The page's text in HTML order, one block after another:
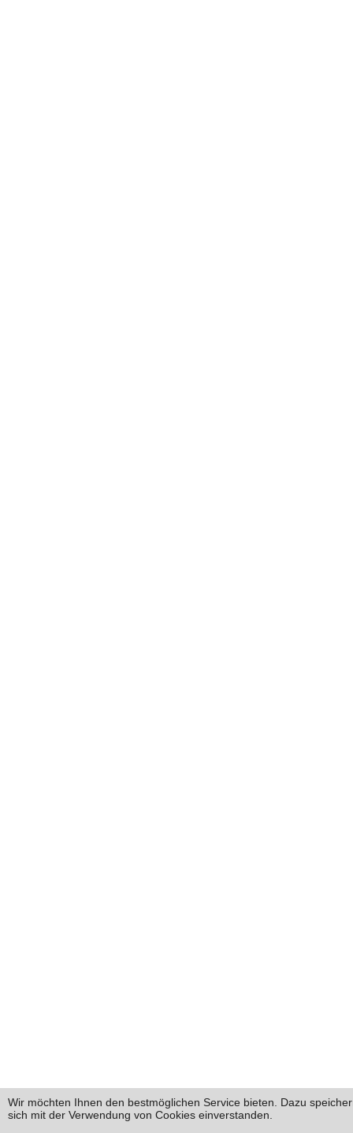
Wir möchten Ihnen den bestmöglichen Service bieten. Dazu
sich mit der Verwendung von Cookies einverstanden.